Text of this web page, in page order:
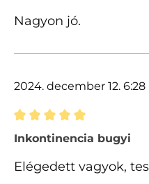
Nagyon jó.
2024. december 12. 6:28
Értékelés 5 of 5
Inkontinencia bugyi
Elégedett vagyok,